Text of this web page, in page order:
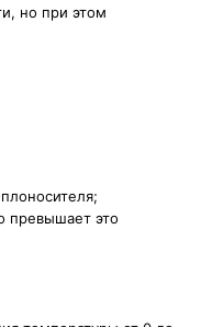
но при этом
превышает это